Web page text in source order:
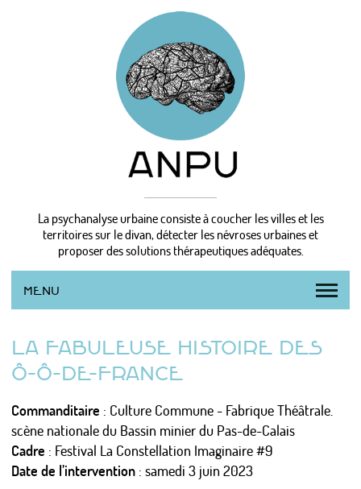
La psychanalyse urbaine consiste à coucher les villes et les
territoires sur le divan, détecter les névroses urbaines et
proposer des solutions thérapeutiques adéquates.
MENU
LA MÉTHODE
LES ÉTUDES DE CAS
MISES EN FORME
LES MÉTA-SUJETS
PSYCHANALISE URBAINE ?
LA FABULEUSE HISTOIRE DES
Ô-Ô-DE-FRANCE
Commanditaire : Culture Commune - Fabrique Théâtrale.
scène nationale du Bassin minier du Pas-de-Calais
Cadre : Festival La Constellation Imaginaire #9
Date de l’intervention : samedi 3 juin 2023